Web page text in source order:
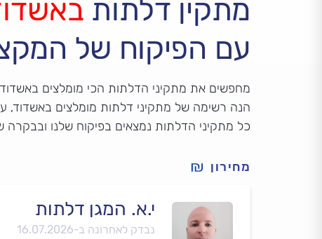
מתקין דלתות
עם הפיקוח של
מחפשים את מתקיני הדלתות הכי מומלצים
הנה רשימה של מתקיני דלתות מומלצים באשדוד,
כל מתקיני הדלתות נמצאים בפיקוח שלנו
מחירון
י.א. המגן דלתות
נבדק לאחרונה ב-16.07.2026